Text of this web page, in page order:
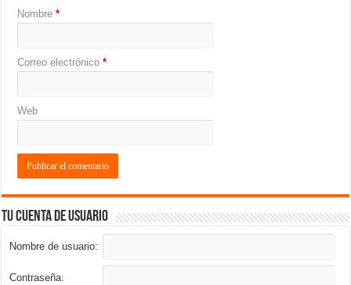
Nombre*
Correo electrónico*
Web
Tu cuenta de usuario
Nombre de usuario:
Contraseña: